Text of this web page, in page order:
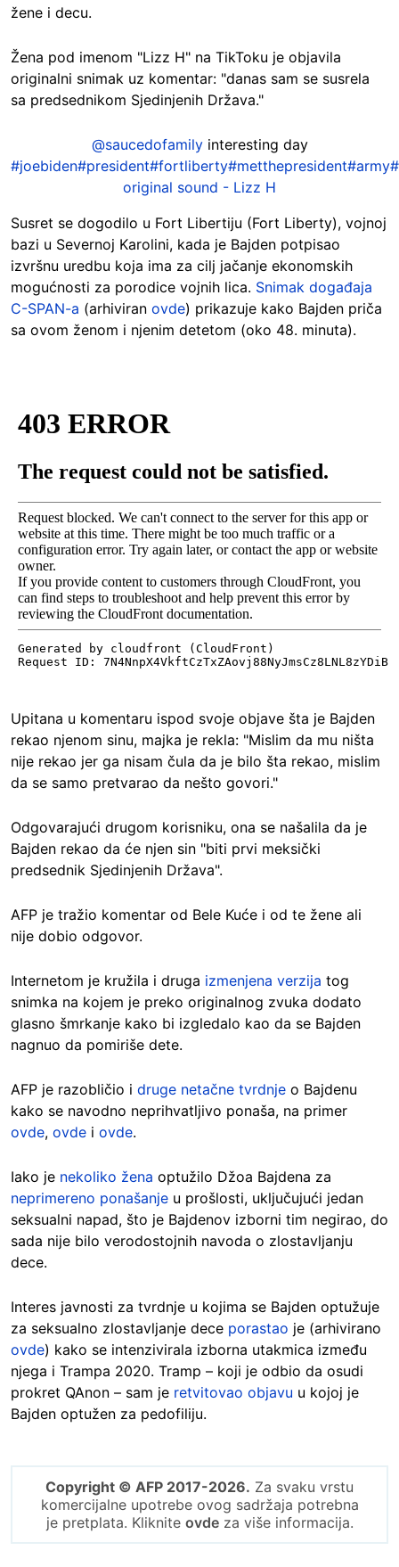
žene i decu.
Žena pod imenom "Lizz H" na TikToku je objavila
originalni snimak uz komentar: "danas sam se susrela
sa predsednikom Sjedinjenih Država."
@saucedofamilyinteresting day
#joebiden#president#fortliberty#metthepresident#army
original sound - Lizz H
Susret se dogodilo u Fort Libertiju (Fort Liberty), vojnoj
bazi u Severnoj Karolini, kada je Bajden potpisao
izvršnu uredbu koja ima za cilj jačanje ekonomskih
mogućnosti za porodice vojnih lica. Snimak događaja
C-SPAN-a (arhiviran ovde) prikazuje kako Bajden priča
sa ovom ženom i njenim detetom (oko 48. minuta).
Upitana u komentaru ispod svoje objave šta je Bajden
rekao njenom sinu, majka je rekla: "Mislim da mu ništa
nije rekao jer ga nisam čula da je bilo šta rekao, mislim
da se samo pretvarao da nešto govori."
Odgovarajući drugom korisniku, ona se našalila da je
Bajden rekao da će njen sin "biti prvi meksički
predsednik Sjedinjenih Država".
AFP je tražio komentar od Bele Kuće i od te žene ali
nije dobio odgovor.
Internetom je kružila i druga izmenjena verzija tog
snimka na kojem je preko originalnog zvuka dodato
glasno šmrkanje kako bi izgledalo kao da se Bajden
nagnuo da pomiriše dete.
AFP je razobličio i druge netačne tvrdnje o Bajdenu
kako se navodno neprihvatljivo ponaša, na primer
ovde, ovde i ovde.
Iako je nekoliko žena optužilo Džoa Bajdena za
neprimereno ponašanje u prošlosti, uključujući jedan
seksualni napad, što je Bajdenov izborni tim negirao, do
sada nije bilo verodostojnih navoda o zlostavljanju
dece.
Interes javnosti za tvrdnje u kojima se Bajden optužuje
za seksualno zlostavljanje dece porastao je (arhivirano
ovde) kako se intenzivirala izborna utakmica između
njega i Trampa 2020. Tramp – koji je odbio da osudi
prokret QAnon – sam je retvitovao objavu u kojoj je
Bajden optužen za pedofiliju.
Copyright © AFP 2017-2026. Za svaku vrstu
komercijalne upotrebe ovog sadržaja potrebna
je pretplata. Kliknite ovdeza više informacija.